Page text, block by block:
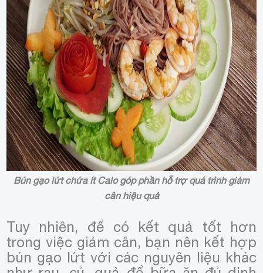
Bún gạo lứt chứa ít Calo góp phần hỗ trợ quá trình giảm
cân hiệu quả
Tuy nhiên, để có kết quả tốt hơn
trong việc giảm cân, bạn nên kết hợp
bún gạo lứt với các nguyên liệu khác